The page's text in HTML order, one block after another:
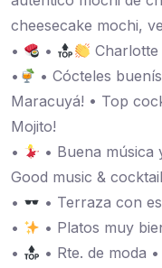
cheesecake mochi,
•
•
Charlotte
•
• Cócteles
Maracuyá! • Top
Mojito!
•
• Buena música
Good music &
•
• Terraza con
•
• Platos muy
•
• Rte. de moda